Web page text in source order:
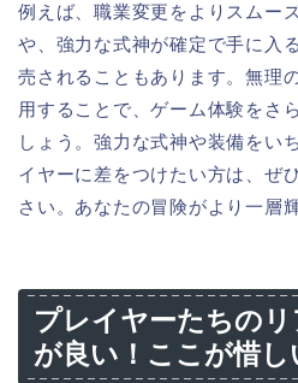
例えば、職業変更をよりスムー
や、強力な式神が確定で手に入
売されることもあります。無理
用することで、ゲーム体験をさ
しょう。強力な式神や装備をい
イヤーに差をつけたい方は、ぜ
さい。あなたの冒険がより一層
プレイヤーたちの
が良い！ここが惜し